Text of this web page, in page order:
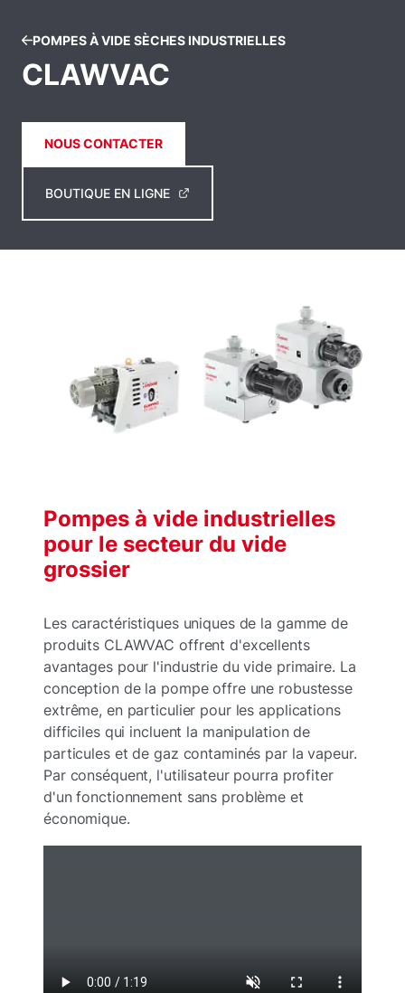
POMPES À VIDE SÈCHES INDUSTRIELLES
CLAWVAC
NOUS CONTACTER
BOUTIQUE EN LIGNE
Pompes à vide industrielles
pour le secteur du vide
grossier
Les caractéristiques uniques de la gamme de
produits CLAWVAC offrent d'excellents
avantages pour l'industrie du vide primaire. La
conception de la pompe offre une robustesse
extrême, en particulier pour les applications
difficiles qui incluent la manipulation de
particules et de gaz contaminés par la vapeur.
Par conséquent, l'utilisateur pourra profiter
d'un fonctionnement sans problème et
économique.